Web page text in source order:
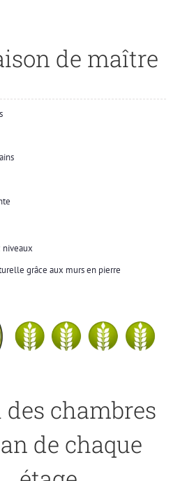
de maître
niveaux
grâce aux murs en pierre
des chambres
de chaque